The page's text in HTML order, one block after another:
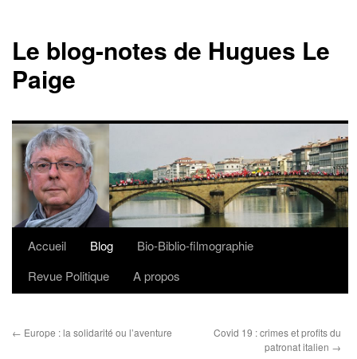
Le blog-notes de Hugues Le
Paige
Aller
Accueil Blog
Bio-Biblio-filmographie
Revue Politique
A propos
← Europe : la solidarité ou l’aventure
Covid 19 : crimes et profits du
patronat italien →